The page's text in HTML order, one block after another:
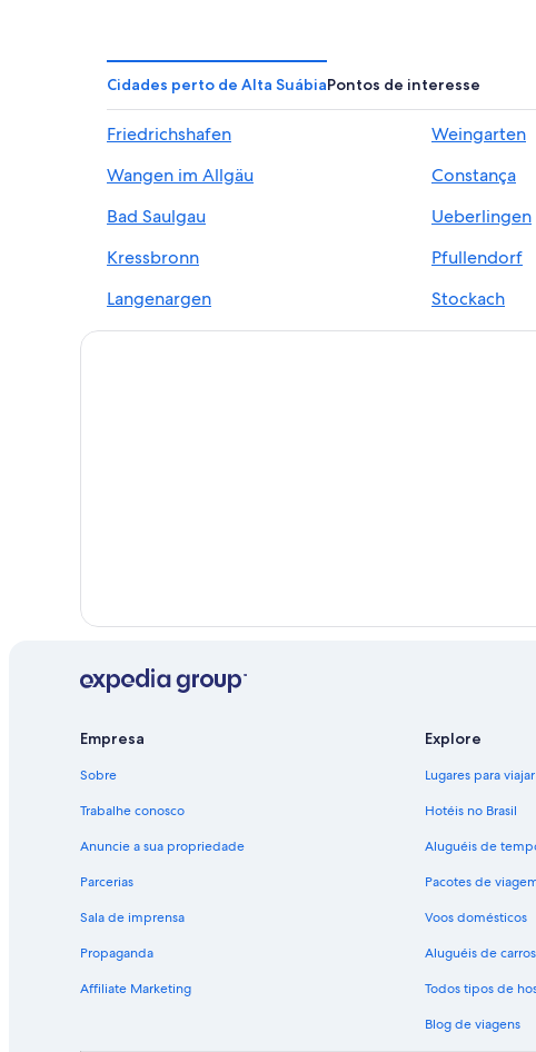
Cidades perto de Alta SuábiaPontos de interesse
Friedrichshafen Weingarten
Wangen im Allgäu
Constança
Bad Saulgau
Ueberlingen
Kressbronn
Pfullendorf
Langenargen
Stockach
Empresa
Sobre
Trabalhe conosco
Anuncie a sua propriedade
Parcerias
Sala de imprensa
Propaganda
Affiliate Marketing
Explore
Lugares para
Hotéis no Brasil
Aluguéis de
Pacotes de
Voos domésticos
Aluguéis de
Todos tipos de
Blog de viagens